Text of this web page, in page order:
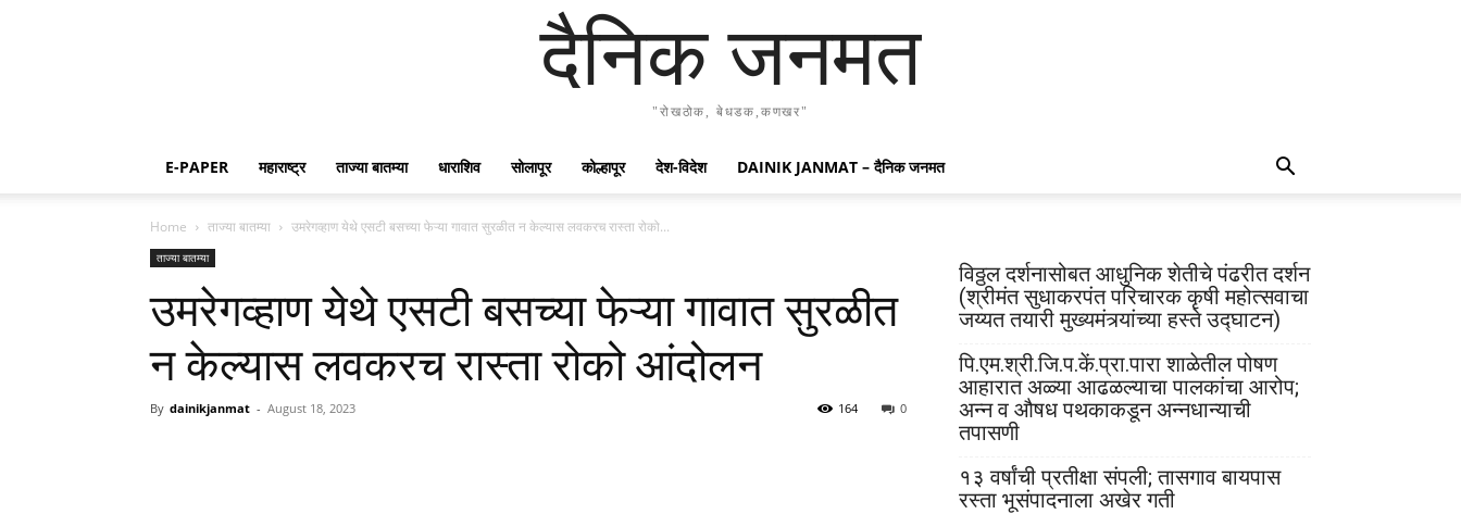
दैनिक जनमत
"रोखठोक, बेधडक,कणखर"
E-PAPER महाराष्ट्र ताज्या बातम्या धाराशिव सोलापूर कोल्हापूर देश-विदेश DAINIK JANMAT – दैनिक जनमत
Home ताज्या बातम्या उमरेगव्हाण येथे एसटी बसच्या फेऱ्या गावात सुरळीत न केल्यास लवकरच रास्ता रोको...
ताज्या बातम्या
उमरेगव्हाण येथे एसटी बसच्या फेऱ्या गावात सुरळीत
न केल्यास लवकरच रास्ता रोको आंदोलन
By dainikjanmat - August 18, 2023 0
164
विठ्ठल दर्शनासोबत आधुनिक शेतीचे पंढरीत दर्शन
(श्रीमंत सुधाकरपंत परिचारक कृषी महोत्सवाचा
जय्यत तयारी मुख्यमंत्र्यांच्या हस्ते उद्घाटन)
पि.एम.श्री.जि.प.कें.प्रा.पारा शाळेतील पोषण
आहारात अळ्या आढळल्याचा पालकांचा आरोप;
अन्न व औषध पथकाकडून अन्नधान्याची
तपासणी
१३ वर्षांची प्रतीक्षा संपली; तासगाव बायपास
रस्ता भूसंपादनाला अखेर गती